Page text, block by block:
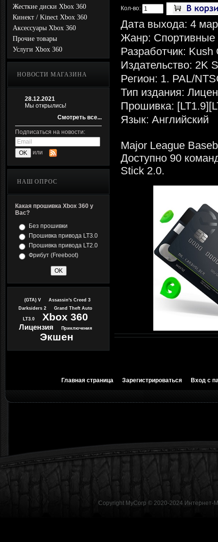
Жесткие диски Xbox 360
Кинект / Kinect Xbox 360
Аксессуары Xbox 360
Прочие товары
Услуги Xbox 360
НОВОСТИ МАГАЗИНА
28.12.2021
Мы открылись!
Смотреть все...
Подписаться на новости:
или
НАШ ОПРОС
Какая прошивка Xbox 360 у
Вас?
Без прошивки
Прошивка привода LT3.0
Прошивка привода LT2.0
Фрибут (Freeboot)
(GTA) V
Assassin's Creed 3
Darksiders 2
Grand Theft Auto
LT3.0 Xbox 360
Лицензия Приключения
Экшен
Кол-во:
Дата выхода: 4
Жанр: Спортивные
Разработчик: Kush
Издательство: 2K
Регион: 1. PAL/
Тип издания:
Прошивка:
Язык: Английский
Major League
Доступно 90
Stick 2.0.
Главная страница Зарегистрироваться Вход с
Copyright MyCorp © 2020-2024 Интернет-